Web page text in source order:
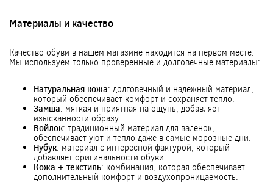
Материалы и качество
Качество обуви в нашем магазине находится на первом месте.
Мы используем только проверенные и долговечные материалы:
Натуральная кожа: долговечный и надежный материал,
который обеспечивает комфорт и сохраняет тепло.
Замша: мягкая и приятная на ощупь, добавляет
изысканности образу.
Войлок: традиционный материал для валенок,
обеспечивает уют и тепло даже в самые морозные дни.
Нубук: материал с интересной фактурой, который
добавляет оригинальности обуви.
Кожа + текстиль: комбинация, которая обеспечивает
дополнительный комфорт и воздухопроницаемость.